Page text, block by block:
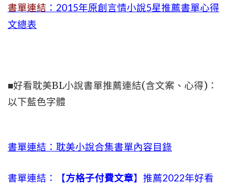
書單連結 ：2015年原創言情小說5星推薦書單心得
文總表
■好看耽美BL小說書單推薦連結(含文案、心得)：
以下藍色字體
書單連結：耽美小說合集書單內容目錄
書單連結：【方格子付費文章】推薦2022年好看